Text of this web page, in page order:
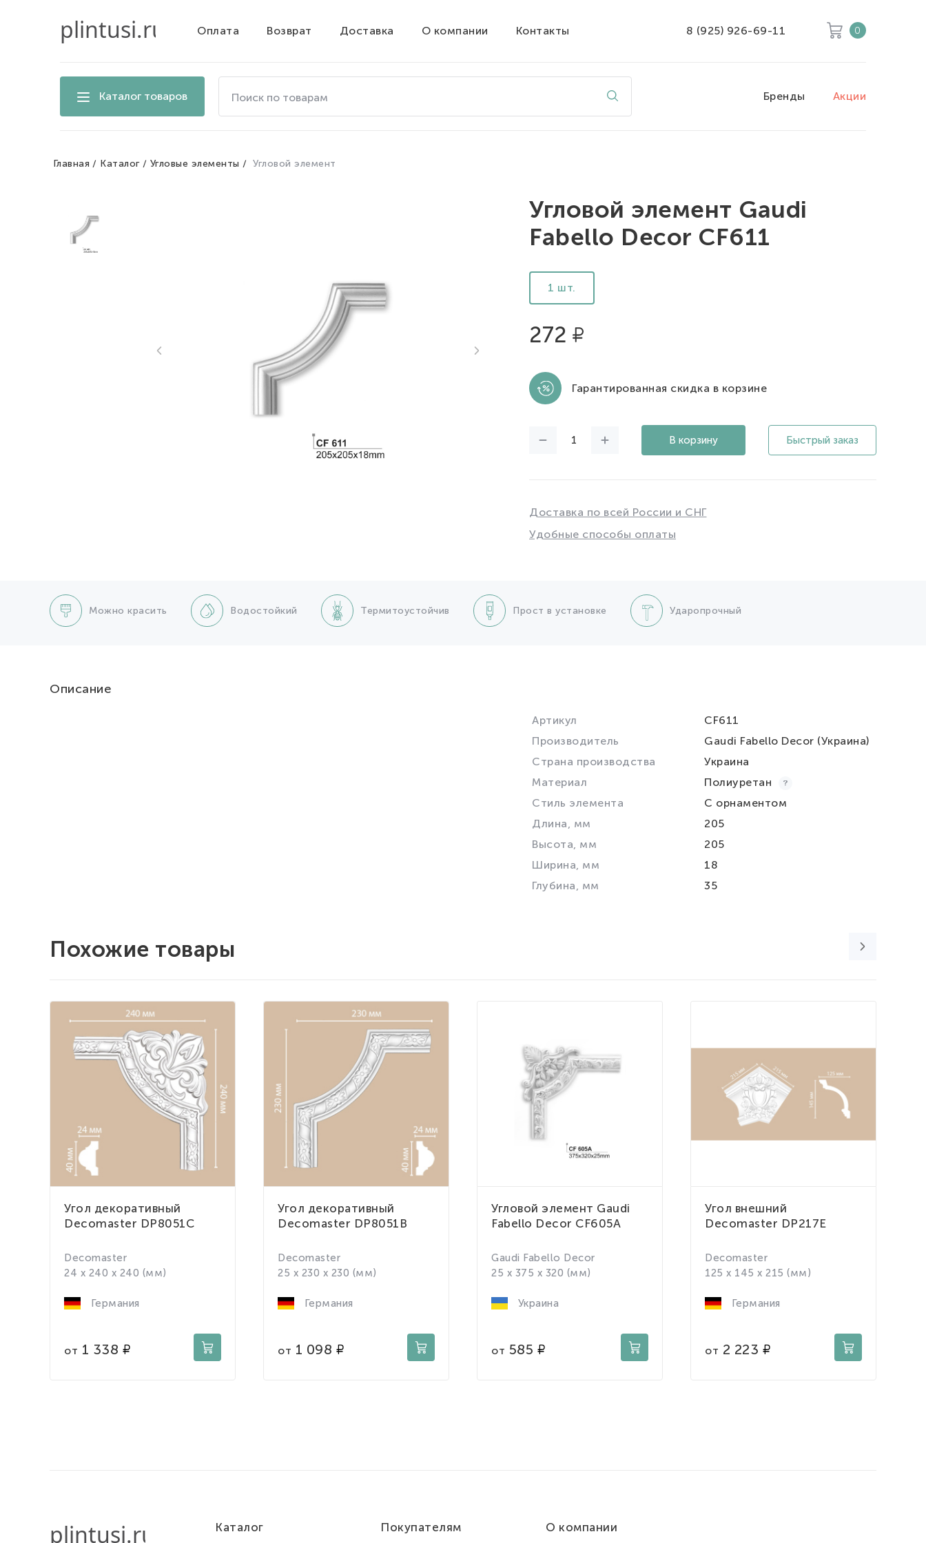
Оплата Возврат Доставка О компании Контакты 8 (925) 926-69-11 0
Каталог товаров
товарам
Бренды Акции
Главная Каталог Угловые элементы Угловой элемент
Угловой элемент Gaudi
Fabello Decor CF611
1 шт.
272
Гарантированная скидка в корзине
В корзину Быстрый заказ
Доставка по всей России и СНГ
Удобные способы оплаты
Можно красить Водостойкий Термитоустойчив Прост в установке Ударопрочный
Описание
Артикул
CF611
Производитель
Gaudi Fabello Decor (Украина)
Страна производства
Украина
Материал
Полиуретан
Стиль элемента
С орнаментом
Длина, мм
205
Высота, мм
205
Ширина, мм
18
Глубина, мм
35
Похожие товары
Угол декоративный
Decomaster DP8051C
Decomaster
24 x 240 x 240 (мм)
Германия
от 1 338
Угол декоративный
Decomaster DP8051B
Decomaster
25 x 230 x 230 (мм)
Германия
от 1 098
Угловой элемент Gaudi
Fabello Decor CF605A
Gaudi Fabello Decor
25 x 375 x 320 (мм)
Украина
от 585
Угол внешний
Decomaster DP217E
Decomaster
125 x 145 x 215 (мм)
Германия
от 2 223
Каталог Покупателям О компании